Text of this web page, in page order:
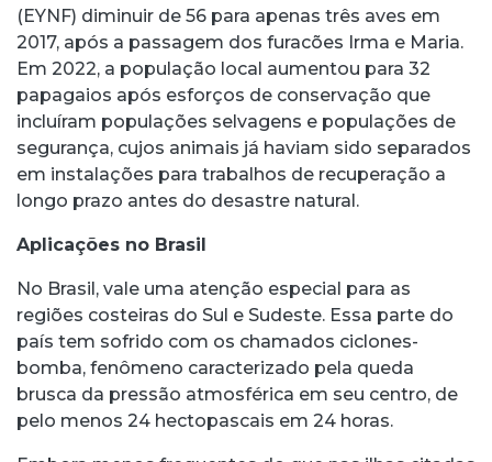
(EYNF) diminuir de 56 para apenas três aves em
2017, após a passagem dos furacões Irma e Maria.
Em 2022, a população local aumentou para 32
papagaios após esforços de conservação que
incluíram populações selvagens e populações de
segurança, cujos animais já haviam sido separados
em instalações para trabalhos de recuperação a
longo prazo antes do desastre natural.
Aplicações no Brasil
No Brasil, vale uma atenção especial para as
regiões costeiras do Sul e Sudeste. Essa parte do
país tem sofrido com os chamados ciclones-
bomba, fenômeno caracterizado pela queda
brusca da pressão atmosférica em seu centro, de
pelo menos 24 hectopascais em 24 horas.